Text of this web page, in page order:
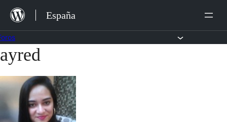
Saltar
contenido
España
Saltar
contenido
ayred